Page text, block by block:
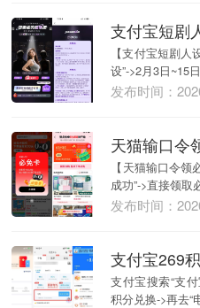
支付宝短剧
【支付宝短剧人
设”->2月3日~15
发布时间：
天猫输口令
【天猫输口令
成功”->直接领
发布时间：
支付宝269
支付宝搜索“支
积分兑换->再去“